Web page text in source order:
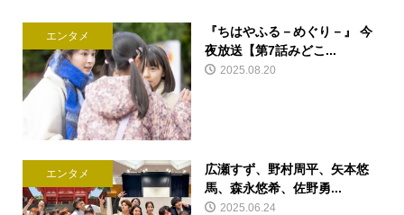
エンタメ
『ちはやふる－めぐり－』 今
夜放送【第7話みどこ...
2025.08.20
エンタメ
広瀬すず、野村周平、矢本悠
馬、森永悠希、佐野勇...
2025.06.24